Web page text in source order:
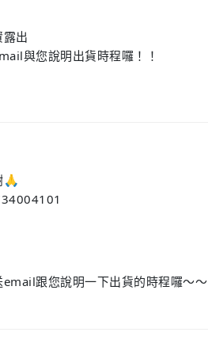
出
與您說明出貨時程囉！！
🙏
跟您說明一下出貨的時程囉～～